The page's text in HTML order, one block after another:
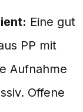
Eine gut
PP mit
Aufnahme
Offene